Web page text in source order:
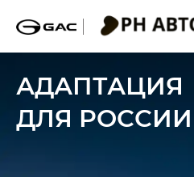
АДАПТАЦИЯ
ДЛЯ РОССИИ